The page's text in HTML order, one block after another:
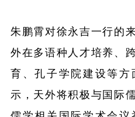
朱鹏霄对徐永吉一行的
外在多语种人才培养、
育、孔子学院建设等
示，天外将积极与国际